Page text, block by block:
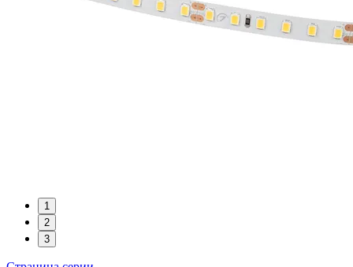
1
2
3